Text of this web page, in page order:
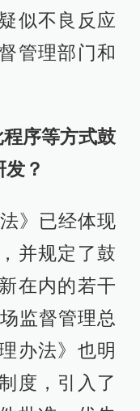
似不良反应
管理部门和
序等方式鼓
？
》已经体现
并规定了鼓
在内的若干
监督管理总
办法》也明
度，引入了